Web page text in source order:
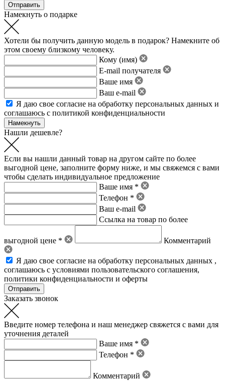
Намекнуть о подарке
Хотели бы получить данную модель в подарок? Намекните об
этом своему близкому человеку.
Кому (имя)
E-mail получателя
Ваше имя
Ваш e-mail
Я даю свое согласие на обработку персональных данных и
соглашаюсь с политикой конфиденциальности
Нашли дешевле?
Если вы нашли данный товар на другом сайте по более
выгодной цене, заполните форму ниже, и мы свяжемся с вами
чтобы сделать индивидуальное предложение
Ваше имя *
Телефон *
Ваш e-mail
Ссылка на товар по более
выгодной цене * Комментарий
Я даю свое согласие на обработку персональных данных ,
соглашаюсь с условиями пользовательского соглашения,
политики конфиденциальности и оферты
Заказать звонок
Введите номер телефона и наш менеджер свяжется с вами для
уточнения деталей
Ваше имя *
Телефон *
Комментарий